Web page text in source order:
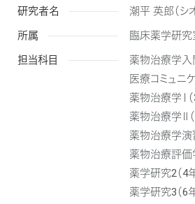
研究者名
潮平 英郎（シ
所属
臨床薬学研究
担当科目
薬物治療学入
医療コミュニ
薬物治療学Ⅰ（
薬物治療学Ⅱ
薬物治療学演
薬物治療評価
薬学研究2（4
薬学研究3（6